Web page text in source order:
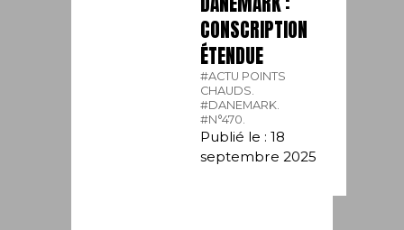
CONSCRIPTION
ÉTENDUE
#ACTU POINTS
CHAUDS.
#DANEMARK.
#N°470.
Publié le : 18
septembre 2025